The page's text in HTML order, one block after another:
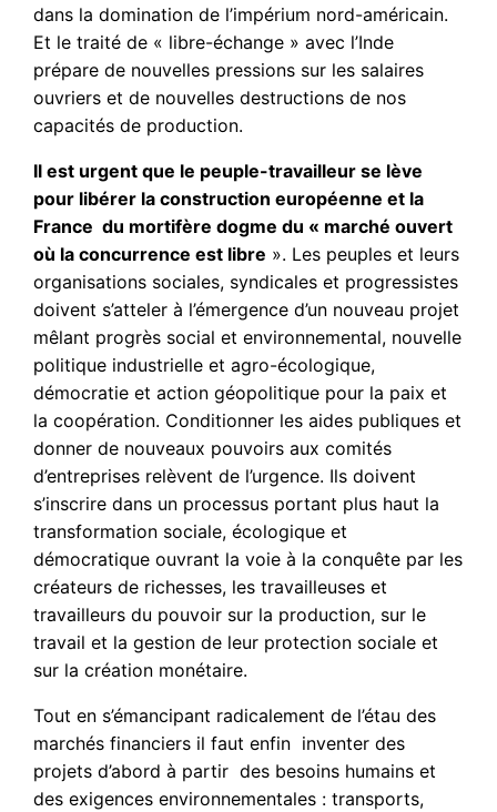
dans la domination de l’impérium nord-américain.
Et le traité de « libre-échange » avec l’Inde
prépare de nouvelles pressions sur les salaires
ouvriers et de nouvelles destructions de nos
capacités de production.
Il est urgent que le peuple-travailleur se lève
pour libérer la construction européenne et la
France du mortifère dogme du « marché ouvert
où la concurrence est libre ». Les peuples et leurs
organisations sociales, syndicales et progressistes
doivent s’atteler à l’émergence d’un nouveau projet
mêlant progrès social et environnemental, nouvelle
politique industrielle et agro-écologique,
démocratie et action géopolitique pour la paix et
la coopération. Conditionner les aides publiques et
donner de nouveaux pouvoirs aux comités
d’entreprises relèvent de l’urgence. Ils doivent
s’inscrire dans un processus portant plus haut la
transformation sociale, écologique et
démocratique ouvrant la voie à la conquête par les
créateurs de richesses, les travailleuses et
travailleurs du pouvoir sur la production, sur le
travail et la gestion de leur protection sociale et
sur la création monétaire.
Tout en s’émancipant radicalement de l’étau des
marchés financiers il faut enfin inventer des
projets d’abord à partir des besoins humains et
des exigences environnementales : transports,